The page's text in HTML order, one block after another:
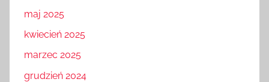
maj 2025
kwiecień 2025
marzec 2025
grudzień 2024